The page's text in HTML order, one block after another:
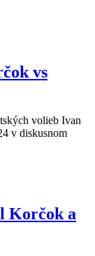
vs
volieb Ivan
v diskusnom
Korčok a